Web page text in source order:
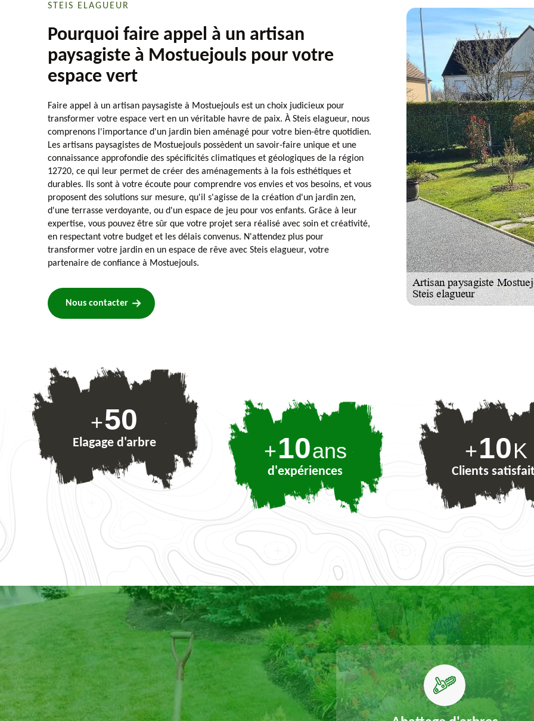
STEIS ELAGUEUR
Pourquoi faire appel à un artisan
paysagiste à Mostuejouls pour votre
espace vert
Faire appel à un artisan paysagiste à Mostuejouls est un choix judicieux pour
transformer votre espace vert en un véritable havre de paix. À Steis elagueur, nous
comprenons l'importance d'un jardin bien aménagé pour votre bien-être quotidien.
Les artisans paysagistes de Mostuejouls possèdent un savoir-faire unique et une
connaissance approfondie des spécificités climatiques et géologiques de la région
12720, ce qui leur permet de créer des aménagements à la fois esthétiques et
durables. Ils sont à votre écoute pour comprendre vos envies et vos besoins, et vous
proposent des solutions sur mesure, qu'il s'agisse de la création d'un jardin zen,
d'une terrasse verdoyante, ou d'un espace de jeu pour vos enfants. Grâce à leur
expertise, vous pouvez être sûr que votre projet sera réalisé avec soin et créativité,
en respectant votre budget et les délais convenus. N'attendez plus pour
transformer votre jardin en un espace de rêve avec Steis elagueur, votre
partenaire de confiance à Mostuejouls.
Nous contacter
+74
Elagage d'arbre +10ans
d'expériences
+10K
Clients